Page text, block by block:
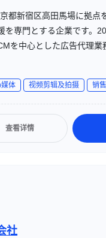
都新宿区高田馬場に拠点
を専門とする企業です。
を中心とした広告代理業
えたブロックチェーン活
同等の帰属意識を持ってサ
して、企業のマーケティ
体 视频剪辑及拍摄 销
查看详情
社